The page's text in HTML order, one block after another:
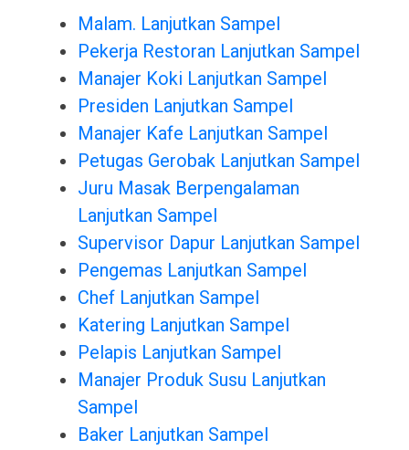
Malam. Lanjutkan Sampel
Pekerja Restoran Lanjutkan Sampel
Manajer Koki Lanjutkan Sampel
Presiden Lanjutkan Sampel
Manajer Kafe Lanjutkan Sampel
Petugas Gerobak Lanjutkan Sampel
Juru Masak Berpengalaman
Lanjutkan Sampel
Supervisor Dapur Lanjutkan Sampel
Pengemas Lanjutkan Sampel
Chef Lanjutkan Sampel
Katering Lanjutkan Sampel
Pelapis Lanjutkan Sampel
Manajer Produk Susu Lanjutkan
Sampel
Baker Lanjutkan Sampel